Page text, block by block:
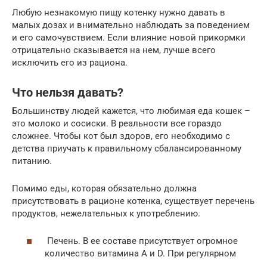
Любую незнакомую пищу котенку нужно давать в
малых дозах и внимательно наблюдать за поведением
и его самочувствием. Если влияние новой прикормки
отрицательно сказывается на нем, лучше всего
исключить его из рациона.
Что нельзя давать?
Большинству людей кажется, что любимая еда кошек –
это молоко и сосиски. В реальности все гораздо
сложнее. Чтобы кот был здоров, его необходимо с
детства приучать к правильному сбалансированному
питанию.
Помимо еды, которая обязательно должна
присутствовать в рационе котенка, существует перечень
продуктов, нежелательных к употреблению.
Печень. В ее составе присутствует огромное
количество витамина А и D. При регулярном